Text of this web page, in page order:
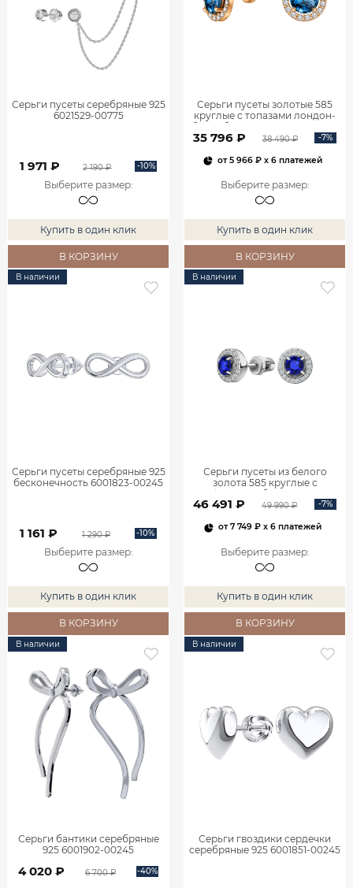
Серьги пусеты серебряные 925
6021529-00775
1 971 ₽ 2 190 ₽ -10%
Выберите размер:
Купить в один клик
В КОРЗИНУ
Серьги пусеты золотые 585
круглые с топазами лондон-
блю и бриллиантами 6001154-
03930
35 796 ₽ 38 490 ₽ -7%
от5 966 ₽x 6 платежей
Выберите размер:
Купить в один клик
В КОРЗИНУ
В наличии
Серьги пусеты серебряные 925
бесконечность 6001823-00245
1 161 ₽ 1 290 ₽ -10%
Выберите размер:
Купить в один клик
В КОРЗИНУ
В наличии
Серьги пусеты из белого
золота 585 круглые с
сапфирами и бриллиантами
6001706-02712
46 491 ₽ 49 990 ₽ -7%
от7 749 ₽x 6 платежей
Выберите размер:
Купить в один клик
В КОРЗИНУ
В наличии
Серьги бантики серебряные
925 6001902-00245
4 020 ₽ 6 700 ₽ -40%
В наличии
Серьги гвоздики сердечки
серебряные 925 6001851-00245